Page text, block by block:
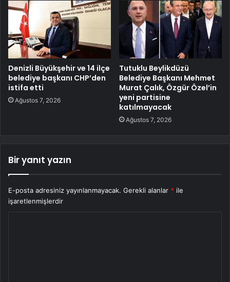
Denizli Büyükşehir ve 14 ilçe
belediye başkanı CHP’den
istifa etti
Ağustos 7, 2026
Tutuklu Beylikdüzü
Belediye Başkanı Mehmet
Murat Çalık, Özgür Özel’in
yeni partisine
katılmayacak
Ağustos 7, 2026
Bir yanıt yazın
E-posta adresiniz yayınlanmayacak. Gerekli alanlar * ile
işaretlenmişlerdir